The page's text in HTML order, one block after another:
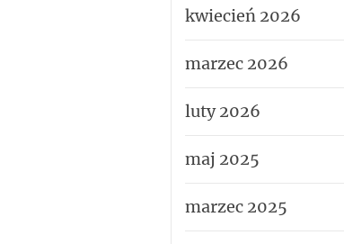
kwiecień 2026
marzec 2026
luty 2026
maj 2025
marzec 2025